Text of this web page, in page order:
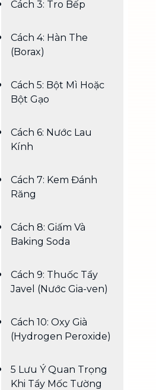
Cách 3: Tro Bếp
Cách 4: Hàn The
(Borax)
Cách 5: Bột Mì Hoặc
Bột Gạo
Cách 6: Nước Lau
Kính
Cách 7: Kem Đánh
Răng
Cách 8: Giấm Và
Baking Soda
Cách 9: Thuốc Tẩy
Javel (Nước Gia-ven)
Cách 10: Oxy Già
(Hydrogen Peroxide)
5 Lưu Ý Quan Trọng
Khi Tẩy Mốc Tường